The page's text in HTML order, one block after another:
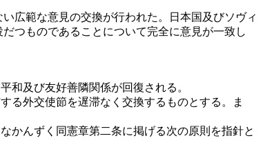
広範な意見の交換が行われた。日本国及びソヴィ
つものであることについて完全に意見が一致し
和及び友好善隣関係が回復される。
る外交使節を遅滞なく交換するものとする。ま
かんずく同憲章第二条に掲げる次の原則を指針と